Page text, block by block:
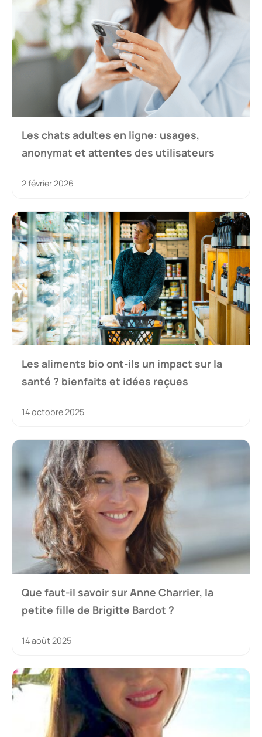
Les chats adultes en ligne: usages,
anonymat et attentes des utilisateurs
2 février 2026
Les aliments bio ont-ils un impact sur la
santé ? bienfaits et idées reçues
14 octobre 2025
Que faut-il savoir sur Anne Charrier, la
petite fille de Brigitte Bardot ?
14 août 2025